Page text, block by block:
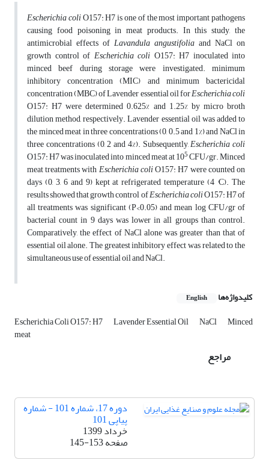
Escherichia coliO157: H7 is one of the most important pathogens
causing food poisoning in meat products. In this study, the
antimicrobial effects of Lavandula angustifolia and NaCl on
growth control of Escherichia coli O157: H7 inoculated into
minced beef during storage were investigated. minimum
inhibitory concentration (MIC) and minimum bactericidal
concentration (MBC) of Lavender essential oil forEscherichia coli
O157: H7 were determined 0.625% and 1.25% by micro broth
dilution method, respectively. Lavender essential oil was added to
the minced meat in three concentrations (0, 0.5 and 1%) and NaCl in
three concentrations (0, 2 and 4%). Subsequently,Escherichia coli
O157: H7 was inoculated into minced meat at 105CFU/gr. Minced
meat treatments withEscherichia coliO157: H7 were counted on
days (0, 3, 6 and 9) kept at refrigerated temperature (4 °C). The
results showed that growth control ofEscherichia coliO157: H7 of
all treatments was significant (P<0.05) and mean log CFU/gr of
bacterial count in 9 days was lower in all groups than control.
Comparatively, the effect of NaCl alone was greater than that of
essential oil alone. The greatest inhibitory effect was related to the
simultaneous use of essential oil and NaCl.
کلیدواژه‌ها English
Escherichia Coli O157: H7 Lavender Essential Oil NaCl Minced
meat
مراجع
دوره 17، شماره 101 - شماره
پیاپی 101
خرداد 1399
صفحه145-153